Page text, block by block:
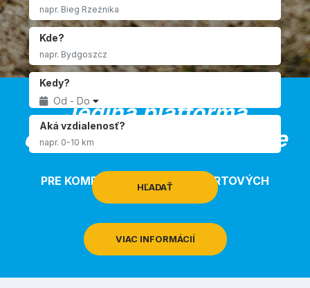
Kde?
Kedy?
Od - Do
Aká vzdialenosť?
HĽADAŤ
Jediná platforma
elektronickej registrácie
PRE KOMPLETNÉ RIADENIE ŠPORTOVÝCH
PODUJATÍ
VIAC INFORMÁCIÍ